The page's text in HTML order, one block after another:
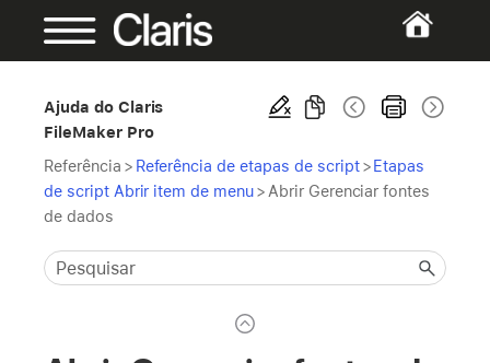
Ajuda do Claris
FileMaker Pro
Referência > Referência de etapas de script >Etapas
de script Abrir item de menu> Abrir Gerenciar fontes
de dados